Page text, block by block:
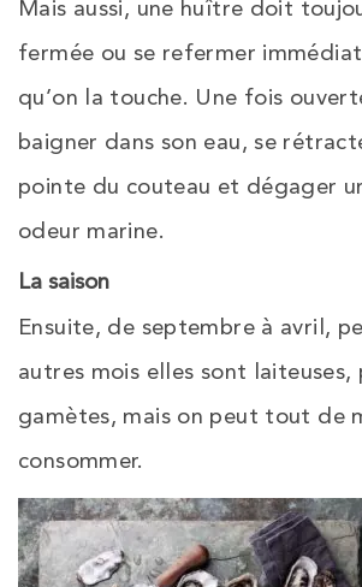
Mais aussi, une huître doit
fermée ou se refermer
qu’on la touche. Une fois
baigner dans son eau, se
pointe du couteau et dégager
odeur marine.
La saison
Ensuite, de septembre à avril,
autres mois elles sont laiteuses,
gamètes, mais on peut tout de
consommer.